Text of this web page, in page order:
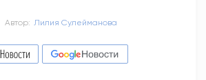
Автор: Лилия Сулейманова